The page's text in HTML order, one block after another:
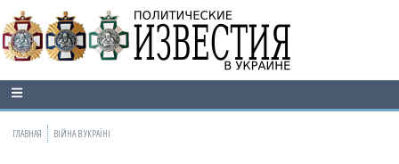
ГЛАВНАЯ ВІЙНА В УКРАЇНІ